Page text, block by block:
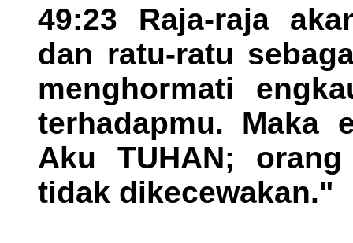
49:23 Raja-raja
dan ratu-ratu
menghormati
terhadapmu. Maka
Aku TUHAN;
tidak dikecewakan."